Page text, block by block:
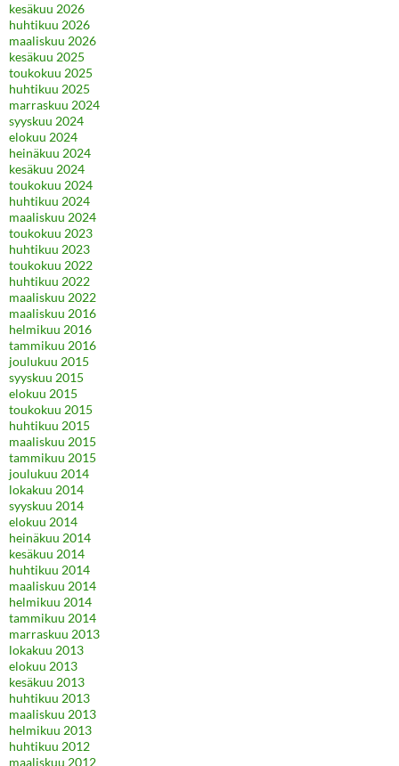
kesäkuu 2026
huhtikuu 2026
maaliskuu 2026
kesäkuu 2025
toukokuu 2025
huhtikuu 2025
marraskuu 2024
syyskuu 2024
elokuu 2024
heinäkuu 2024
kesäkuu 2024
toukokuu 2024
huhtikuu 2024
maaliskuu 2024
toukokuu 2023
huhtikuu 2023
toukokuu 2022
huhtikuu 2022
maaliskuu 2022
maaliskuu 2016
helmikuu 2016
tammikuu 2016
joulukuu 2015
syyskuu 2015
elokuu 2015
toukokuu 2015
huhtikuu 2015
maaliskuu 2015
tammikuu 2015
joulukuu 2014
lokakuu 2014
syyskuu 2014
elokuu 2014
heinäkuu 2014
kesäkuu 2014
huhtikuu 2014
maaliskuu 2014
helmikuu 2014
tammikuu 2014
marraskuu 2013
lokakuu 2013
elokuu 2013
kesäkuu 2013
huhtikuu 2013
maaliskuu 2013
helmikuu 2013
huhtikuu 2012
maaliskuu 2012